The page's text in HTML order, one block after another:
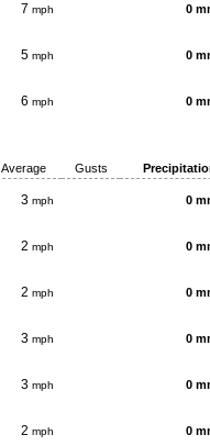
7 mph 0
5 mph 0
6 mph 0
Average Gusts
3 mph 0
2 mph 0
2 mph 0
3 mph 0
3 mph 0
2 mph 0